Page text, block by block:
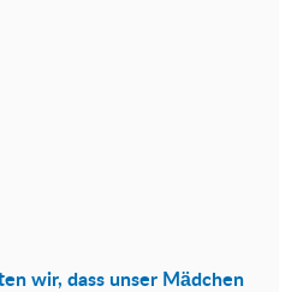
wir, dass unser Mädchen